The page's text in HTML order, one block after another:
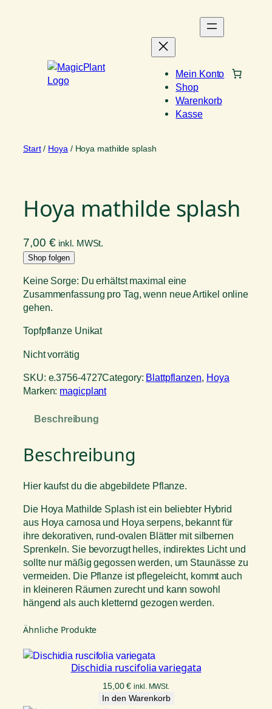
Mein Konto
Shop
Warenkorb
Kasse
Start/ Hoya / Hoya mathilde splash
Hoya mathilde splash
7,00 € inkl. MWSt.
Shop folgen
Keine Sorge: Du erhältst maximal eine
Zusammenfassung pro Tag, wenn neue Artikel online
gehen.
Topfpflanze Unikat
Nicht vorrätig
SKU: e.3756-4727Category: Blattpflanzen, Hoya
Marken: magicplant
Beschreibung
Beschreibung
Hier kaufst du die abgebildete Pflanze.
Die Hoya Mathilde Splash ist ein beliebter Hybrid
aus Hoya carnosa und Hoya serpens, bekannt für
ihre dekorativen, rund-ovalen Blätter mit silbernen
Sprenkeln. Sie bevorzugt helles, indirektes Licht und
sollte nur mäßig gegossen werden, um Staunässe zu
vermeiden. Die Pflanze ist pflegeleicht, kommt auch
in kleineren Räumen zurecht und kann sowohl
hängend als auch kletternd gezogen werden.
Ähnliche Produkte
Dischidia ruscifolia variegata
15,00€ inkl. MWSt.
In den Warenkorb